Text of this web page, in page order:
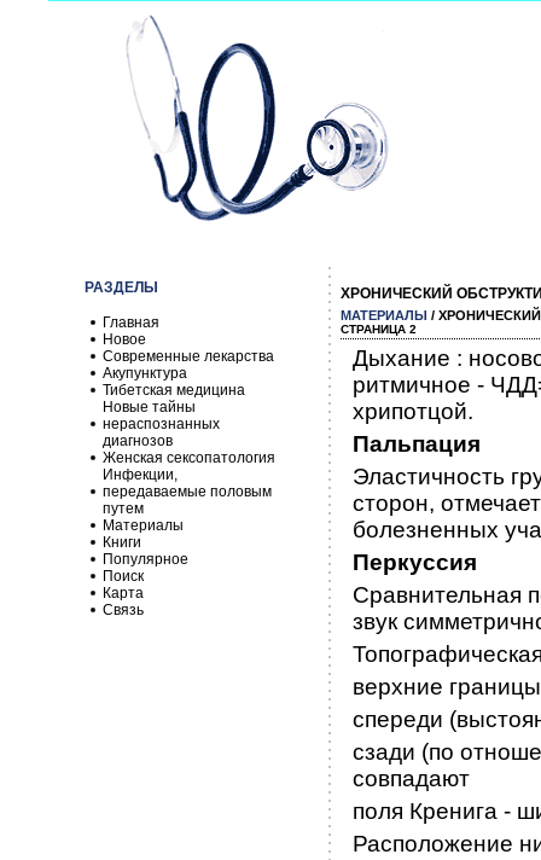
РАЗДЕЛЫ
Главная
Новое
Современные лекарства
Акупунктура
Тибетская медицина
Новые тайны
нераспознанных
диагнозов
Женская сексопатология
Инфекции,
передаваемые половым
путем
Материалы
Книги
Популярное
Поиск
Карта
Связь
ХРОНИЧЕСКИЙ
МАТЕРИАЛЫ /
СТРАНИЦА 2
Дыхание :
ритмичное -
хрипотцой.
Пальпация
Эластичность
сторон,
болезненных
Перкуссия
Сравнительная
звук
верхние
спереди
сзади (по
совпадают
поля Кренига -
Расположение